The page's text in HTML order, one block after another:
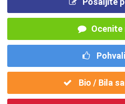
Ocenite
Bio / Bila